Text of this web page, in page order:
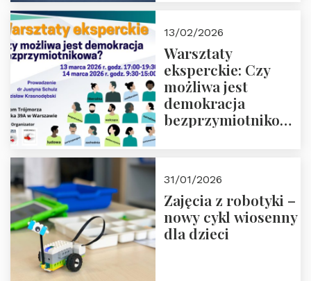
13/02/2026
Warsztaty
eksperckie: Czy
możliwa jest
demokracja
bezprzymiotnikowa?
31/01/2026
Zajęcia z robotyki –
nowy cykl wiosenny
dla dzieci